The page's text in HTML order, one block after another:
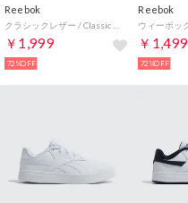
Reebok
￥1,999
72%OFF
Reebok
￥1,499
72%OFF